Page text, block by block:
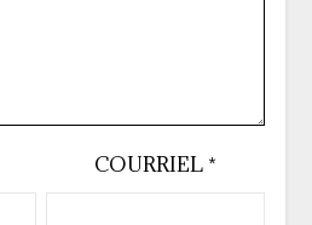
COURRIEL *